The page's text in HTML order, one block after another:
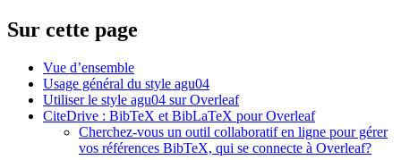
Sur cette page
Vue d’ensemble
Usage général du style agu04
Utiliser le style agu04 sur Overleaf
CiteDrive : BibTeX et BibLaTeX pour Overleaf
Cherchez-vous un outil collaboratif en ligne pour gérer
vos références BibTeX, qui se connecte à Overleaf?